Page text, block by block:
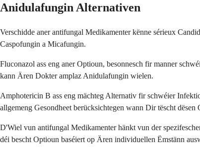
Anidulafungin Alternativen
Verschidde aner antifungal Medikamenter kënne sérieux
Caspofungin a Micafungin.
Fluconazol ass eng aner Optioun, besonnesch fir manner
kann Ären Dokter amplaz Anidulafungin wielen.
Amphotericin B ass eng mächteg Alternativ fir schwéier
allgemeng Gesondheet berücksichtegen wann Dir tëscht dësen
D'Wiel vun antifungal Medikamenter hänkt vun der
déi bescht Optioun baséiert op Ären individuellen Ëmstänn